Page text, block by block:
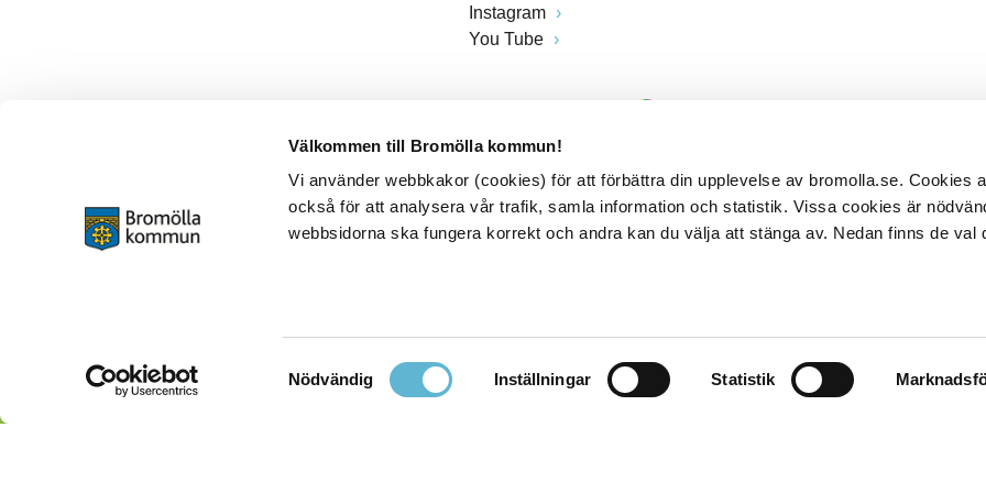
Välkommen till Bromölla kommun!
Vi använder webbkakor (cookies) för att förbättra din upplevelse av bromolla.se. Cookies
också för att analysera vår trafik, samla information och statistik. Vissa cookies är
webbsidorna ska fungera korrekt och andra kan du välja att stänga av. Nedan finns de val
Samtyckesval
Nödvändig Inställningar Statistik
Instagram
You Tube